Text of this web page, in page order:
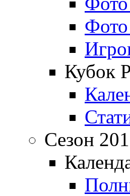
Кубок
Сезон